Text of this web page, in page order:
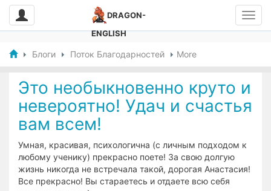
DRAGON-
ENGLISH
Блоги Поток Благодарностей More
Это необыкновенно круто и
невероятно! Удач и счастья
вам всем!
Умная, красивая, психологична (с личным подходом к
любому ученику) прекрасно поете! За свою долгую
жизнь никогда не встречала такой, дорогая Анастасия!
Все прекрасно! Вы стараетесь и отдаете всю себя